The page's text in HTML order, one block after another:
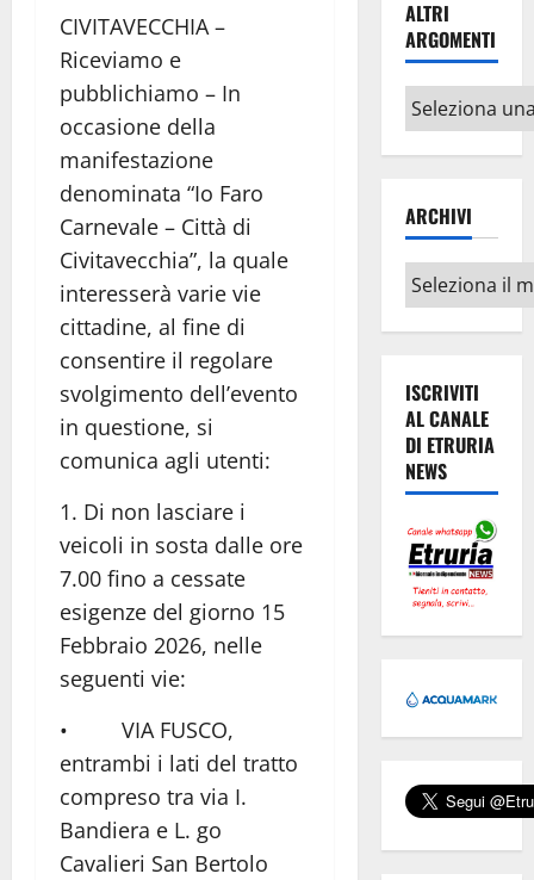
CIVITAVECCHIA –
Riceviamo e
pubblichiamo – In
occasione della
manifestazione
denominata “Io Faro
Carnevale – Città di
Civitavecchia”, la quale
interesserà varie vie
cittadine, al fine di
consentire il regolare
svolgimento dell’evento
in questione, si
comunica agli utenti:
1. Di non lasciare i
veicoli in sosta dalle ore
7.00 fino a cessate
esigenze del giorno 15
Febbraio 2026, nelle
seguenti vie:
• VIA FUSCO,
entrambi i lati del tratto
compreso tra via I.
Bandiera e L. go
Cavalieri San Bertolo
ALTRI
ARGOMENTI
Altri
argomenti
ARCHIVI
Archivi
ISCRIVITI
AL CANALE
DI ETRURIA
NEWS